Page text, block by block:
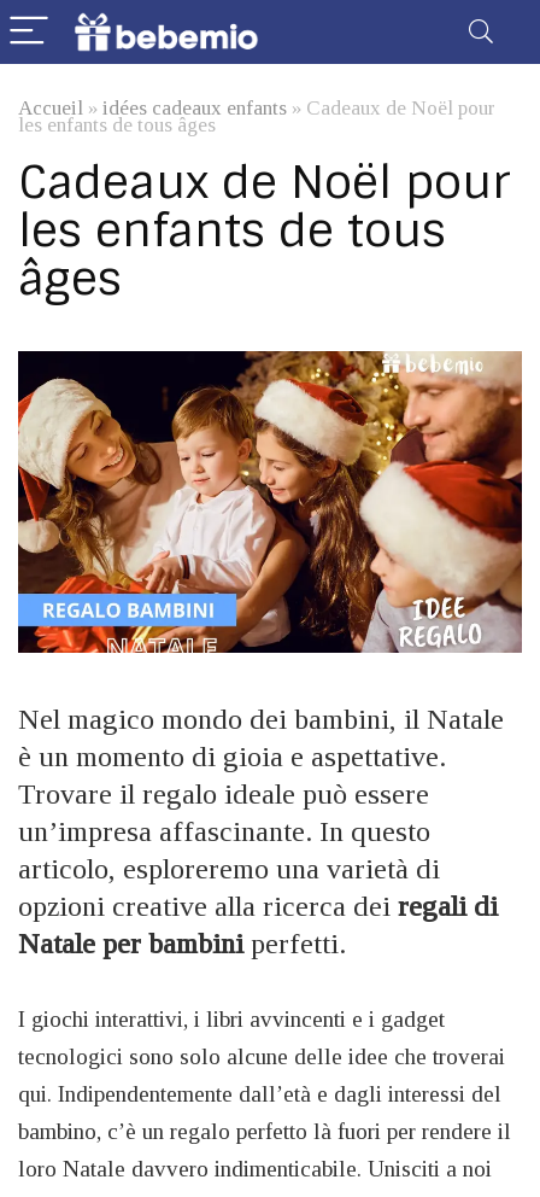
Accueil » idées cadeaux enfants » Cadeaux de Noël pour
les enfants de tous âges
Cadeaux de Noël pour
les enfants de tous
âges
Nel magico mondo dei bambini, il Natale
è un momento di gioia e aspettative.
Trovare il regalo ideale può essere
un’impresa affascinante. In questo
articolo, esploreremo una varietà di
opzioni creative alla ricerca dei regali di
Natale per bambiniperfetti.
I giochi interattivi, i libri avvincenti e i gadget
tecnologici sono solo alcune delle idee che troverai
qui. Indipendentemente dall’età e dagli interessi del
bambino, c’è un regalo perfetto là fuori per rendere il
loro Natale davvero indimenticabile. Unisciti a noi